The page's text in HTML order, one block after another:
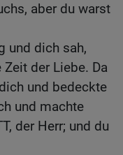
aber du warst
und dich sah,
der Liebe. Da
und bedeckte
und machte
der Herr; und du